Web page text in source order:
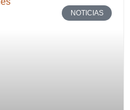
NOTICIAS